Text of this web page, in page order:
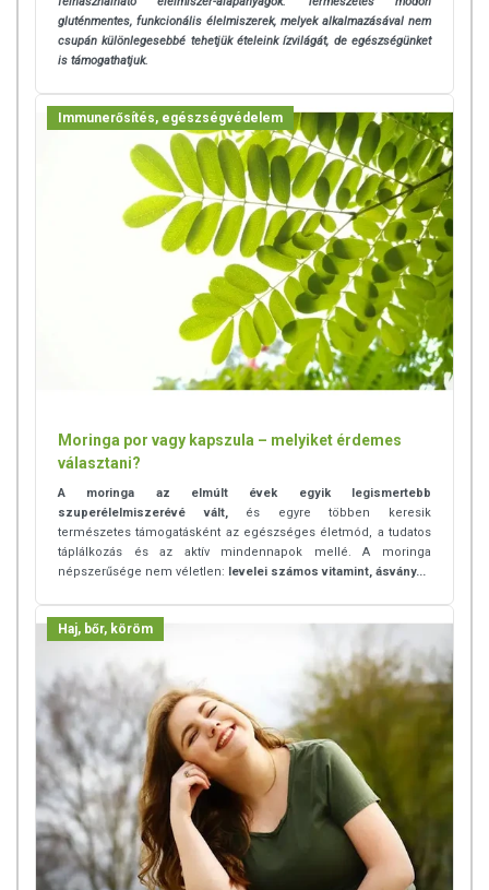
gluténmentes, funkcionális élelmiszerek, melyek alkalmazásával nem
csupán különlegesebbé tehetjük ételeink ízvilágát, de egészségünket
is támogathatjuk.
Immunerősítés, egészségvédelem
Moringa por vagy kapszula – melyiket érdemes
választani?
A moringa az elmúlt évek egyik legismertebb
szuperélelmiszerévé vált,és egyre többen keresik
természetes támogatásként az egészséges életmód, a tudatos
táplálkozás és az aktív mindennapok mellé. A moringa
népszerűsége nem véletlen: levelei számos vitamint, ásvány...
Haj, bőr, köröm